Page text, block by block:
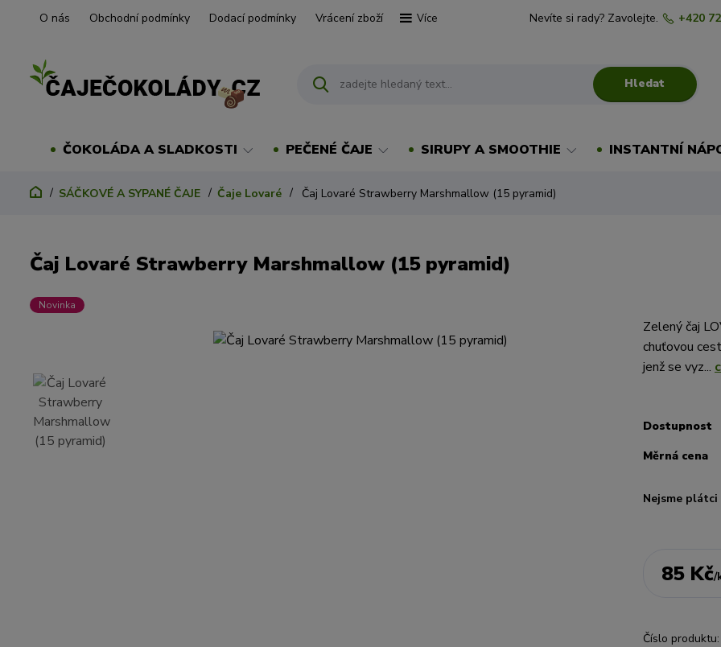
O nás Obchodní podmínky Dodací podmínky Vrácení zboží Více
Hledat
Nevíte si rady? Zavolejte. +420
ČOKOLÁDA A SLADKOSTI PEČENÉ ČAJE SIRUPY A SMOOTHIE INSTANTNÍ
SÁČKOVÉ A SYPANÉ ČAJE Čaje Lovaré Čaj Lovaré Strawberry Marshmallow (15 pyramid)
Čaj Lovaré Strawberry Marshmallow (15 pyramid)
Novinka
Zelený čaj
chuťovou
jenž se vyz...
Dostupnost
Měrná cena
Nejsme plátci
85 Kč/
Číslo produktu: